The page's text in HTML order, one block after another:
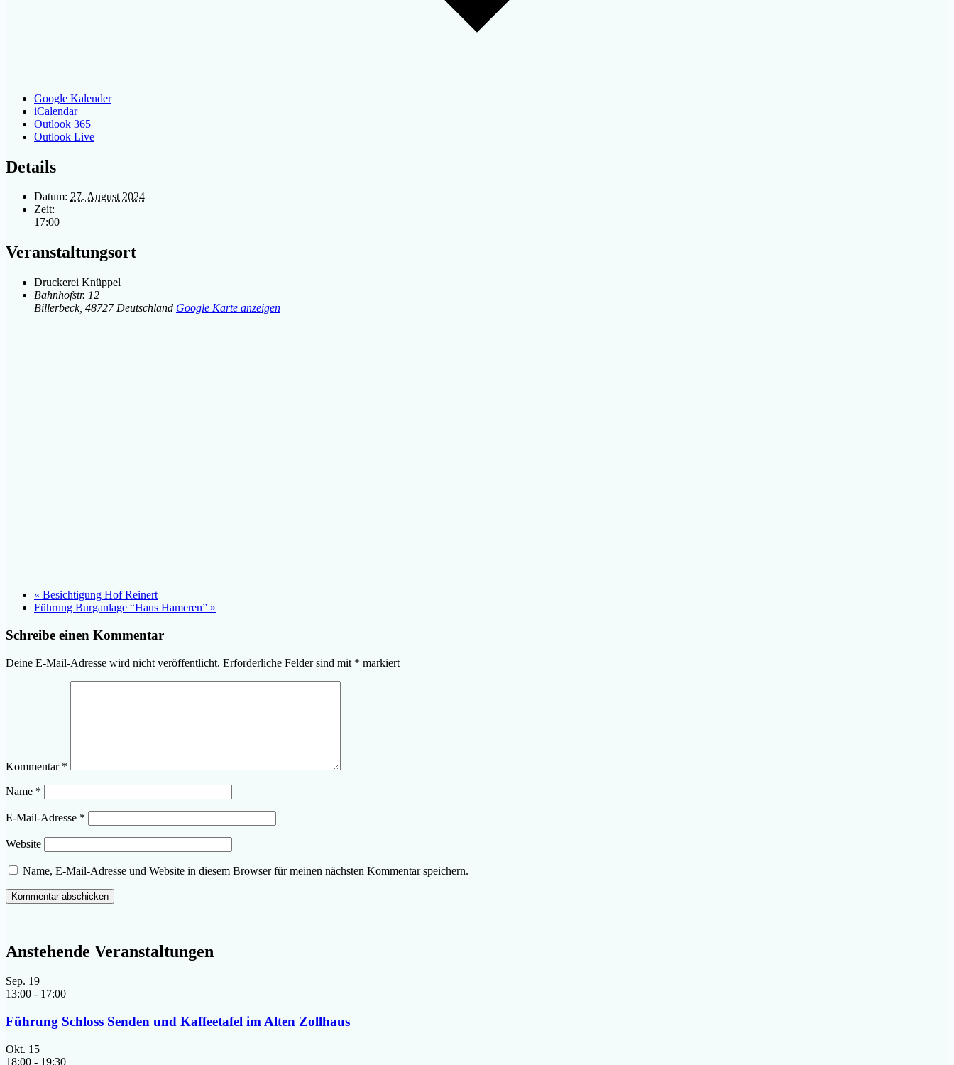
Google Kalender
iCalendar
Outlook 365
Outlook Live
Details
Datum: 27. August 2024
Zeit:
17:00
Veranstaltungsort
Druckerei Knüppel
Bahnhofstr. 12
Billerbeck, 48727 Deutschland Google Karte anzeigen
« Besichtigung Hof Reinert
Führung Burganlage “Haus Hameren” »
Schreibe einen Kommentar
Deine E-Mail-Adresse wird nicht veröffentlicht. Erforderliche Felder sind mit * markiert
Kommentar *
Name *
E-Mail-Adresse *
Website
Name, E-Mail-Adresse und Website in diesem Browser für meinen nächsten Kommentar speichern.
Anstehende Veranstaltungen
Sep. 19
13:00 - 17:00
Führung Schloss Senden und Kaffeetafel im Alten Zollhaus
Okt. 15
18:00 - 19:30